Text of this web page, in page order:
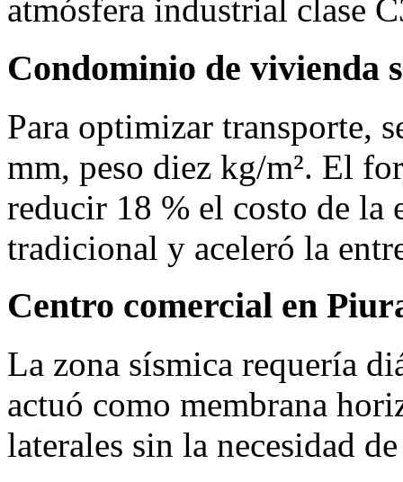
atmósfera industrial clase
Condominio de vivienda
Para optimizar transporte,
mm, peso diez kg/m². El
reducir 18 % el costo de la
tradicional y aceleró la
Centro comercial en
La zona sísmica requería
actuó como membrana
laterales sin la necesidad